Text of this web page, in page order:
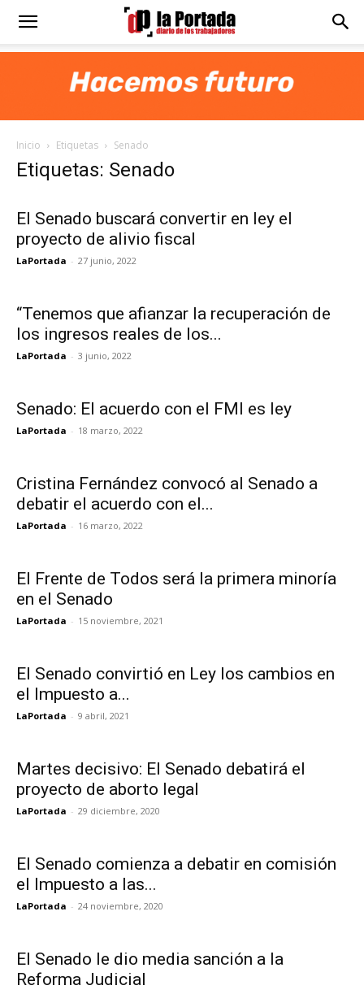
Diario
Portada
Inicio Etiquetas Senado
Etiquetas: Senado
El Senado buscará convertir en ley el
proyecto de alivio fiscal
LaPortada - 27 junio, 2022
“Tenemos que afianzar la recuperación de
los ingresos reales de los...
LaPortada - 3 junio, 2022
Senado: El acuerdo con el FMI es ley
LaPortada - 18 marzo, 2022
Cristina Fernández convocó al Senado a
debatir el acuerdo con el...
LaPortada - 16 marzo, 2022
El Frente de Todos será la primera minoría
en el Senado
LaPortada - 15 noviembre, 2021
El Senado convirtió en Ley los cambios en
el Impuesto a...
LaPortada - 9 abril, 2021
Martes decisivo: El Senado debatirá el
proyecto de aborto legal
LaPortada - 29 diciembre, 2020
El Senado comienza a debatir en comisión
el Impuesto a las...
LaPortada - 24 noviembre, 2020
El Senado le dio media sanción a la
Reforma Judicial